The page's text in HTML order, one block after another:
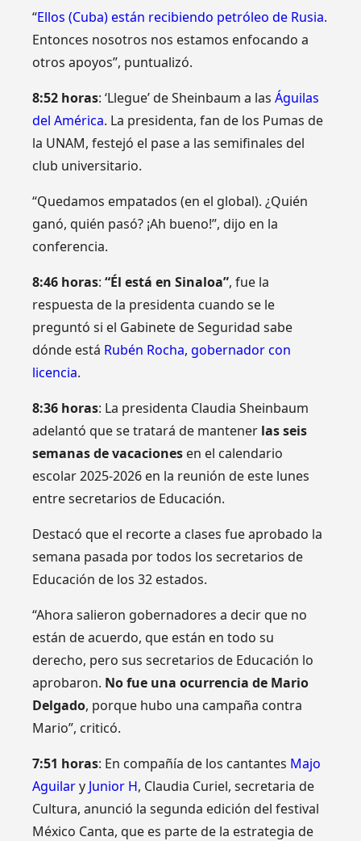
“Ellos (Cuba) están recibiendo petróleo de Rusia.
Entonces nosotros nos estamos enfocando a
otros apoyos”, puntualizó.
8:52 horas: ‘Llegue’ de Sheinbaum a lasÁguilas
del América. La presidenta, fan de los Pumas de
la UNAM, festejó el pase a las semifinales del
club universitario.
“Quedamos empatados (en el global). ¿Quién
ganó, quién pasó? ¡Ah bueno!”, dijo en la
conferencia.
8:46 horas:“Él está en Sinaloa”, fue la
respuesta de la presidenta cuando se le
preguntó si el Gabinete de Seguridad sabe
dónde está Rubén Rocha, gobernador con
licencia.
8:36 horas: La presidenta Claudia Sheinbaum
adelantó que se tratará de mantener las seis
semanas de vacaciones en el calendario
escolar 2025-2026 en la reunión de este lunes
entre secretarios de Educación.
Destacó que el recorte a clases fue aprobado la
semana pasada por todos los secretarios de
Educación de los 32 estados.
“Ahora salieron gobernadores a decir que no
están de acuerdo, que están en todo su
derecho, pero sus secretarios de Educación lo
aprobaron. No fue una ocurrencia de Mario
Delgado, porque hubo una campaña contra
Mario”, criticó.
7:51 horas: En compañía de los cantantes Majo
Aguilary Junior H, Claudia Curiel, secretaria de
Cultura, anunció la segunda edición del festival
México Canta, que es parte de la estrategia de